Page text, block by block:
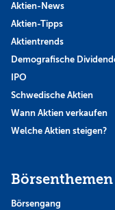
Aktien-News
Aktien-Tipps
Aktientrends
Demografische
IPO
Schwedische Aktien
Wann Aktien verkaufen
Welche Aktien steigen?
Börsenthemen
Börsengang